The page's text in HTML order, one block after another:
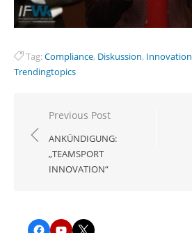
Tag:Compliance, Diskussion, Innovation
Trendingtopics
Beitragsnavigation
Previous Post
ANKÜNDIGUNG:
„TEAMSPORT
INNOVATION“
Facebook
YouTubeTwitter